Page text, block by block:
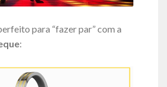
para “fazer par” com a
: